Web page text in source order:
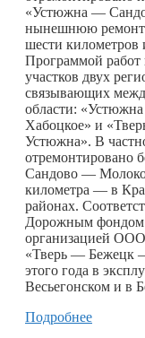
«Устюжна —
нынешнюю
шести километров
Программой работ
участков двух
связывающих
области:
Хабоцкое» и
Устюжна». В
отремонтировано
Сандово —
километра — в
районах.
Дорожным фондом
организацией ООО
«Тверь — Бежецк
этого года в
Весьегонском и в
Подробнее